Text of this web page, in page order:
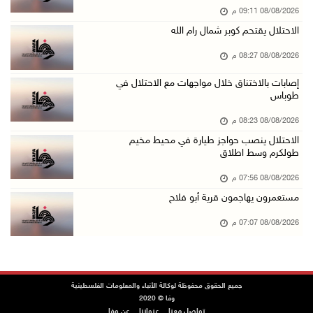
جلسة لمجلس الأمن بشأن الضفة الغربية الثلاثاء ...
50 طفلا وطفلة من القدس يستعدون للمغادرة إلى ا ...
08/آب/2026 03:51 م
مستعمر إرهابي يُطلق مواشيه في أراضي الطيبة شر ...
08/آب/2026 02:37 م
إصابتان في هجوم للمستعمرين الإرهابيين على بيت ...
الرئيس يستقبل مجلس بلدية بيت لحم ويؤكد النهوض ...
الفيضانات في ولاية آسام الهندية تودي بـ98 شخص ...
08/08/2026 09:11 م
الاحتلال يقتحم كوبر شمال رام الله
08/08/2026 08:27 م
إصابات بالاختناق خلال مواجهات مع الاحتلال في
طوباس
08/08/2026 08:23 م
الاحتلال ينصب حواجز طيارة في محيط مخيم
طولكرم وسط اطلاق
08/08/2026 07:56 م
مستعمرون يهاجمون قرية أبو فلاح
08/08/2026 07:07 م
جميع الحقوق محفوظة لوكالة الأنباء والمعلومات الفلسطينية
وفا © 2020